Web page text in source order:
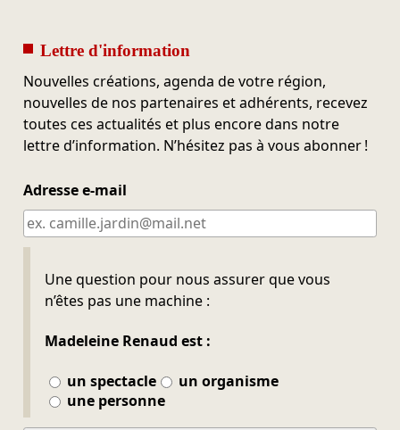
Lettre d'information
Nouvelles créations, agenda de votre région,
nouvelles de nos partenaires et adhérents, recevez
toutes ces actualités et plus encore dans notre
lettre d’information. N’hésitez pas à vous abonner !
Adresse e-mail
Une question pour nous assurer que vous
n’êtes pas une machine :
Madeleine Renaud est :
un spectacle
un organisme
une personne
Ne pas remplir